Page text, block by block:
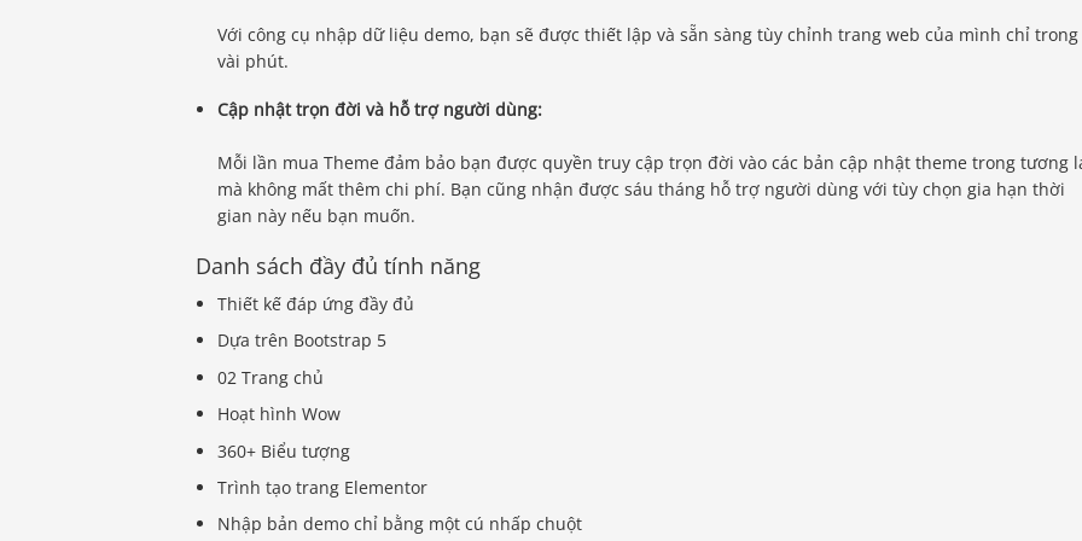
Với công cụ nhập dữ liệu demo, bạn sẽ được thiết lập và sẵn sàng tùy chỉnh trang web của mình chỉ trong
vài phút.
Cập nhật trọn đời và hỗ trợ người dùng:
Mỗi lần mua Theme đảm bảo bạn được quyền truy cập trọn đời vào các bản cập nhật theme trong tương
mà không mất thêm chi phí. Bạn cũng nhận được sáu tháng hỗ trợ người dùng với tùy chọn gia hạn thời
gian này nếu bạn muốn.
Danh sách đầy đủ tính năng
Thiết kế đáp ứng đầy đủ
Dựa trên Bootstrap 5
02 Trang chủ
Hoạt hình Wow
360+ Biểu tượng
Trình tạo trang Elementor
Nhập bản demo chỉ bằng một cú nhấp chuột